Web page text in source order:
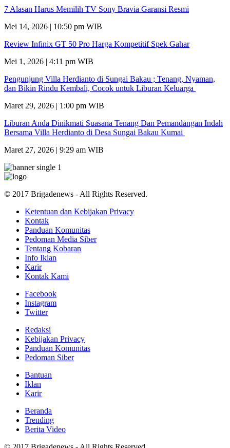
7 Alasan Harus Memilih TV Sony Bravia Garansi Resmi
Mei 14, 2026 | 10:50 pm WIB
Review Infinix GT 50 Pro Harga Kompetitif Spek Gahar
Mei 1, 2026 | 4:11 pm WIB
Pengunjung Villa Herdianto di Sungai Bakau ; Tenang, Nyaman,
dan Bikin Rindu Kembali, Cocok untuk Liburan Keluarga
Maret 29, 2026 | 1:00 pm WIB
Liburan Anda Dinikmati Suasana Tenang Dan Pemandangan Indah
Bersama Villa Herdianto di Desa Sungai Bakau Kumai
Maret 27, 2026 | 9:29 am WIB
© 2017 Brigadenews - All Rights Reserved.
Ketentuan dan Kebijakan Privacy
Kontak
Panduan Komunitas
Pedoman Media Siber
Tentang Kobaran
Info Iklan
Karir
Kontak Kami
Facebook
Instagram
Twitter
Redaksi
Kebijakan Privacy
Panduan Komunitas
Pedoman Siber
Bantuan
Iklan
Karir
Beranda
Trending
Berita Video